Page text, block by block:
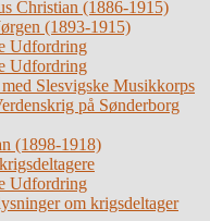
Christian (1886-1915)
(1893-1915)
Udfordring
Udfordring
Slesvigske Musikkorps
på Sønderborg
(1898-1918)
Udfordring
om krigsdeltager